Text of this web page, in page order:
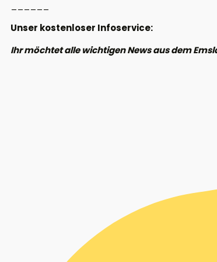
Unser kostenloser Infoservice:
Ihr möchtet alle wichtigen News aus dem